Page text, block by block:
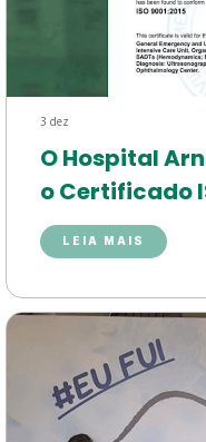
3 dez
O Hospital
o Certificado
LEIA MAIS